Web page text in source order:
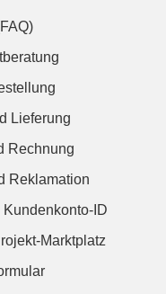
Lieferung
Rechnung
Reklamation
ID
Marktplatz